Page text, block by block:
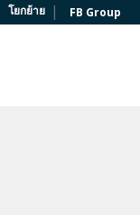
โยกย้าย | FB Group